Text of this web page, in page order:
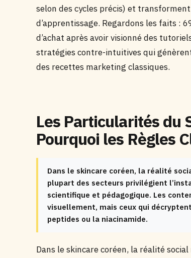
selon des cycles précis) et
d’apprentissage. Regardons les faits :
d’achat après avoir visionné des
stratégies contre-intuitives qui
des recettes marketing classiques.
Les Particularités du
Pourquoi les Règles
Dans le skincare coréen, la réalité
plupart des secteurs privilégient
scientifique et pédagogique. Les
visuellement, mais ceux qui
peptides ou la niacinamide.
Dans le skincare coréen, la réalité